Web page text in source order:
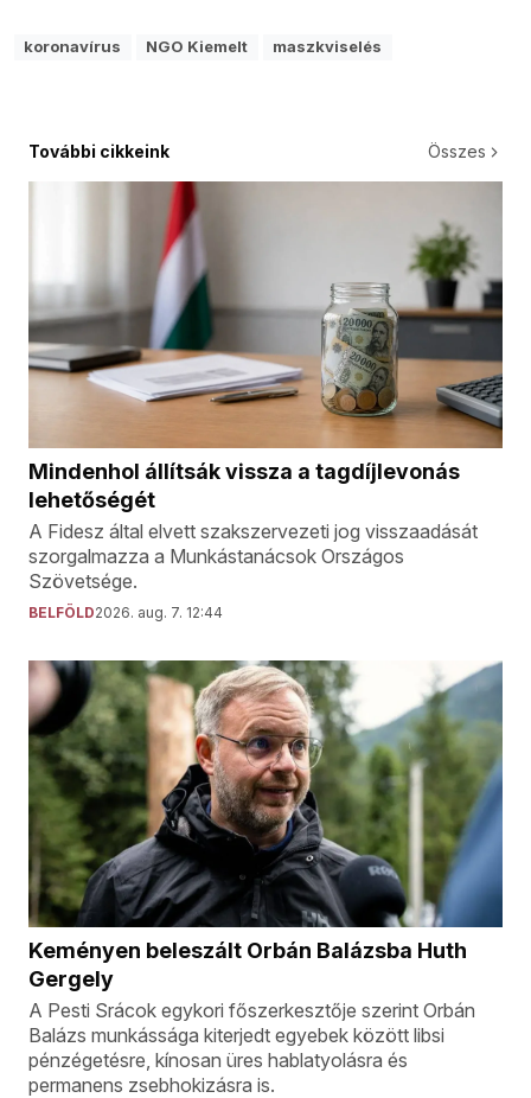
koronavírus NGO Kiemelt maszkviselés
További cikkeink Összes
Mindenhol állítsák vissza a tagdíjlevonás
lehetőségét
A Fidesz által elvett szakszervezeti jog visszaadását
szorgalmazza a Munkástanácsok Országos
Szövetsége.
BELFÖLD2026. aug. 7. 12:44
Keményen beleszált Orbán Balázsba Huth
Gergely
A Pesti Srácok egykori főszerkesztője szerint Orbán
Balázs munkássága kiterjedt egyebek között libsi
pénzégetésre, kínosan üres hablatyolásra és
permanens zsebhokizásra is.